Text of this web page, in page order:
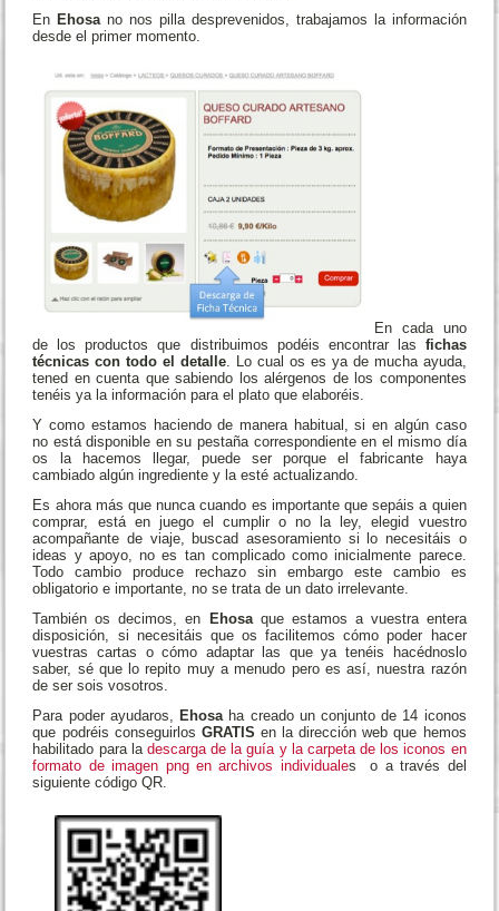
En Ehosano nos pilla desprevenidos, trabajamos la información
desde el primer momento.
En cada uno
de los productos que distribuimos podéis encontrar las fichas
técnicas con todo el detalle . Lo cual os es ya de mucha ayuda,
tened en cuenta que sabiendo los alérgenos de los componentes
tenéis ya la información para el plato que elaboréis.
Y como estamos haciendo de manera habitual, si en algún caso
no está disponible en su pestaña correspondiente en el mismo día
os la hacemos llegar, puede ser porque el fabricante haya
cambiado algún ingrediente y la esté actualizando.
Es ahora más que nunca cuando es importante que sepáis a quien
comprar, está en juego el cumplir o no la ley, elegid vuestro
acompañante de viaje, buscad asesoramiento si lo necesitáis o
ideas y apoyo, no es tan complicado como inicialmente parece.
Todo cambio produce rechazo sin embargo este cambio es
obligatorio e importante, no se trata de un dato irrelevante.
También os decimos, en
Ehosaque estamos a vuestra entera
disposición, si necesitáis que os facilitemos cómo poder hacer
vuestras cartas o cómo adaptar las que ya tenéis hacédnoslo
saber, sé que lo repito muy a menudo pero es así, nuestra razón
de ser sois vosotros.
Para poder ayudaros,
Ehosa ha creado un conjunto de 14 iconos
que podréis conseguirlos GRATIS en la dirección web que hemos
habilitado para la descarga de la guía y la carpeta de los iconos en
formato de imagen png en archivos individuales o a través del
siguiente código QR.